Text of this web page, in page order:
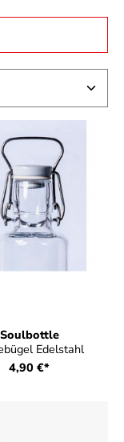
Soulbottle
Edelstahl
4,90 €*